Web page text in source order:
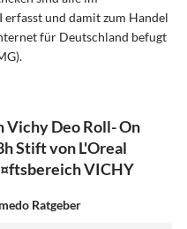
und damit zum Handel
für Deutschland befugt
Vichy Deo Roll- On
Stift von L'Oreal
VICHY
Ratgeber